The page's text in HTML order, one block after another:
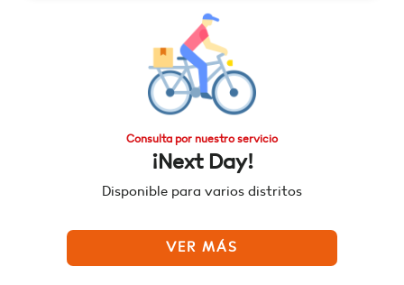
Consulta por nuestro servicio
¡Next Day!
Disponible para varios distritos
VER MÁS